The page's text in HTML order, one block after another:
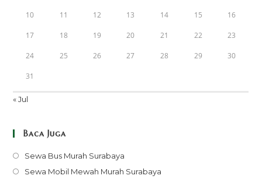
10 11 12 13 14 15 16
17 18 19 20 21 22 23
24 25 26 27 28 29 30
31
« Jul
Baca Juga
Sewa Bus Murah Surabaya
in
Sewa Mobil Mewah Murah Surabaya